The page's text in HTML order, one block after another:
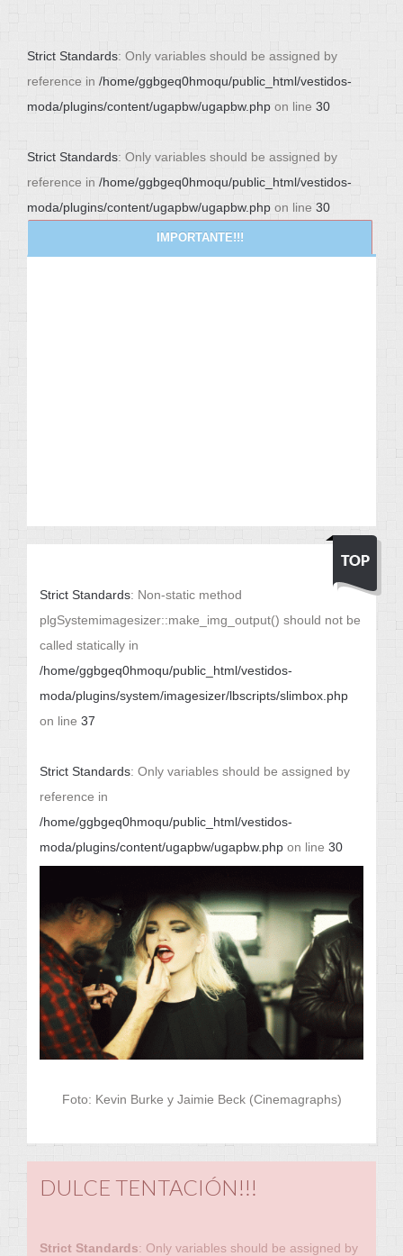
Strict Standards: Only variables should be assigned by
reference in /home/ggbgeq0hmoqu/public_html/vestidos-
moda/plugins/content/ugapbw/ugapbw.php on line 30
Strict Standards: Only variables should be assigned by
reference in /home/ggbgeq0hmoqu/public_html/vestidos-
moda/plugins/content/ugapbw/ugapbw.php on line 30
IMPORTANTE!!!
Strict Standards: Non-static method
plgSystemimagesizer::make_img_output() should not be
called statically in
/home/ggbgeq0hmoqu/public_html/vestidos-
moda/plugins/system/imagesizer/lbscripts/slimbox.php
on line 37
Strict Standards: Only variables should be assigned by
reference in
/home/ggbgeq0hmoqu/public_html/vestidos-
moda/plugins/content/ugapbw/ugapbw.php on line 30
Foto: Kevin Burke y Jaimie Beck (Cinemagraphs)
DULCE TENTACIÓN!!!
Strict Standards: Only variables should be assigned by